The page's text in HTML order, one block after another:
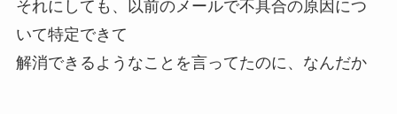
それにしても、以前のメールで不具合の原因につ
いて特定できて
解消できるようなことを言ってたのに、なんだか